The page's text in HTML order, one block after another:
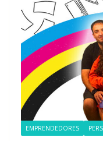
EMPRENDEDORES